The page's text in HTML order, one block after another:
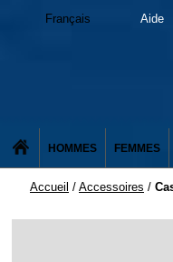
Français Aide
HOMMES FEMMES
Accueil / Accessoires /